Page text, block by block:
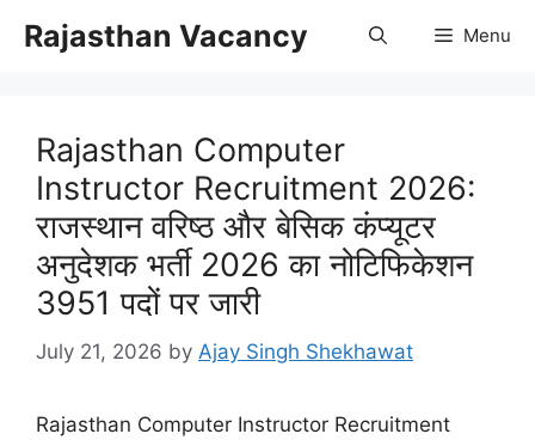
Rajasthan Vacancy Menu
Rajasthan Computer
Instructor Recruitment 2026:
राजस्थान वरिष्ठ और बेसिक कंप्यूटर
अनुदेशक भर्ती 2026 का नोटिफिकेशन
3951 पदों पर जारी
July 21, 2026 by Ajay Singh Shekhawat
Rajasthan Computer Instructor Recruitment